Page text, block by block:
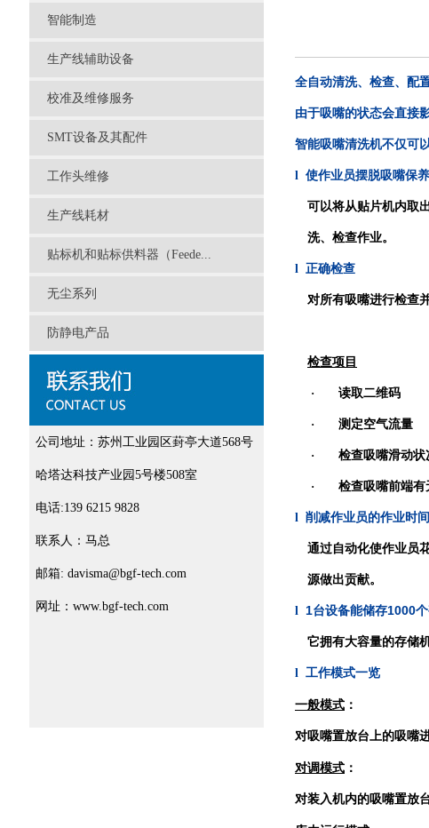
智能制造
生产线辅助设备
校准及维修服务
SMT设备及其配件
工作头维修
生产线耗材
贴标机和贴标供料器（Feede...
无尘系列
防静电产品
公司地址：苏州工业园区葑亭大道568号
哈塔达科技产业园5号楼508室
电话:139 6215 9828
联系人：马总
邮箱: davisma@bgf-tech.com
网址：www.bgf-tech.com
全自动清洗、检查、配
由于吸嘴的状态会直接
智能吸嘴清洗机不仅可
l 使作业员摆脱吸嘴保
可以将从贴片机内取
洗、检查作业。
l 正确检查
对所有吸嘴进行检查
检查项目
· 读取二维码
· 测定空气流量
· 检查吸嘴滑动状
· 检查吸嘴前端有
l 削减作业员的作业时间
通过自动化使作业员
源做出贡献。
l 1台设备能储存1000
它拥有大容量的存储
l 工作模式一览
一般模式 ：
对吸嘴置放台上的吸嘴
对调模式 ：
对装入机内的吸嘴置放